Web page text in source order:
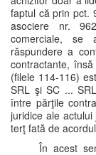
faptul că prin pct.
asociere nr.
comerciale, se
răspundere a
contractante,
(filele 114-116)
SRL şi SC ...
între părţile
juridice ale
terţ fată de
În acest